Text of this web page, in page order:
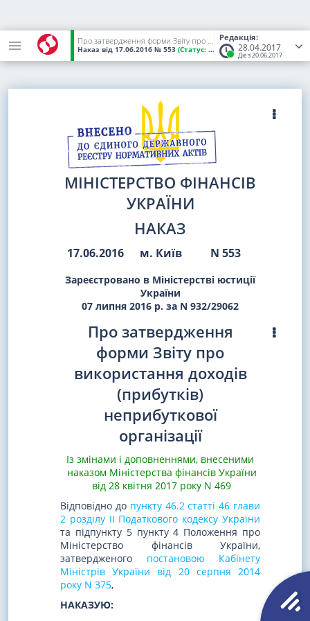
Редакція:
28.04.2017
Діє з 20.06.2017
Про затвердження форми Звіту про використання доходів (прибутків) неприбуткової організації
Наказ від 17.06.2016 № 553 (Статус:
МІНІСТЕРСТВО ФІНАНСІВ
УКРАЇНИ
НАКАЗ
17.06.2016 м. Київ N 553
Зареєстровано в Міністерстві юстиції
України
07 липня 2016 р. за N 932/29062
Про затвердження
форми Звіту про
використання доходів
(прибутків)
неприбуткової
організації
Із змінами і доповненнями, внесеними
наказом Міністерства фінансів України
від 28 квітня 2017 року N 469
Відповідно до пункту 46.2 статті 46 глави
2 розділу II Податкового кодексу України
та підпункту 5 пункту 4 Положення про
Міністерство фінансів України,
затвердженого постановою Кабінету
Міністрів України від 20 серпня 2014
року N 375,
НАКАЗУЮ: